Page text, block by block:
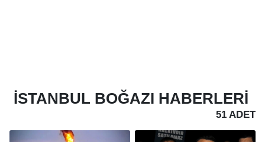
İSTANBUL BOĞAZI HABERLERI
51 ADET